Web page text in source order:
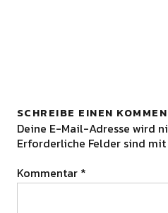
SCHREIBE EINEN
Deine E-Mail-Adresse wird
Erforderliche Felder sind mit
Kommentar *